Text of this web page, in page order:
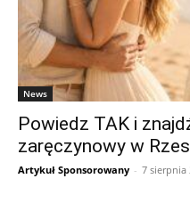
News
Powiedz TAK i
zaręczynowy w
Artykuł Sponsorowany - 7 sierpnia